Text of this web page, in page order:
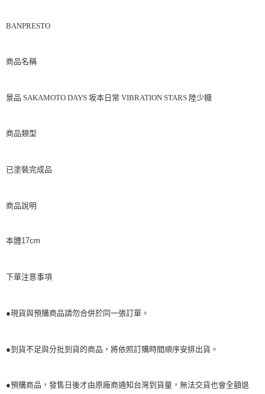
BANPRESTO
商品名稱
景品 SAKAMOTO DAYS 坂本日常 VIBRATION STARS 陸少糖
商品類型
已塗裝完成品
商品說明
本體17cm
下單注意事項
●現貨與預購商品請勿合併於同一張訂單。
●到貨不足與分批到貨的商品，將依照訂購時間順序安排出貨。
●預購商品，發售日後才由原廠商通知台灣到貨量，無法交貨也會全額退